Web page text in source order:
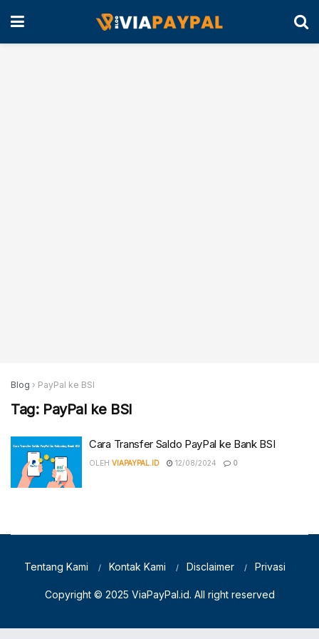
Blog › PayPal ke BSI
Tag: PayPal ke BSI
Cara Transfer Saldo PayPal ke Bank BSI
OLEH VIAPAYPAL.ID 12/08/2024 0
Tentang Kami Kontak Kami Disclaimer Privasi
Copyright © 2025 ViaPayPal.id. All right reserved